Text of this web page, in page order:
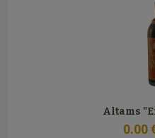
Altams
0.00